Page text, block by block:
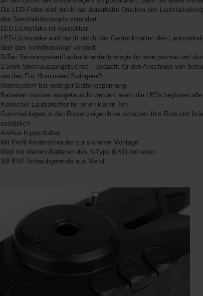
Die LED-Farbe wird durch das dauerhafte Drücken des
des Sensibilitätsknopfe verändert
LED-Lichtstärke ist verstellbar
LED-Lichtstärke wird durch durch das Gedrückthalten des
über den Tonhöhenknopf verstellt
D-Tec Sensorsystem/Laufrädchentechnologie für eine präzise und
2.5mm Stromausgangsbuchse – gedacht für den Anschluss von
wie den Fox Illuminated Swingern®
Warnsystem bei niedriger Batteriespannung
Batterien müssen ausgetauscht werden, wenn die LEDs beginnen
Konischer Lautsprecher für einen klaren Ton
Gummieinlagen in den Bissanzeigerohren schützen Ihre Rute und
zusätzlich
An/Aus Kippschalter
Mit Profil-Konterschraube zur sicheren Montage
Wird mit kleinen Batterien des N-Typs (LR1) betrieben
3/8 BSF-Schraubgewinde aus Metall